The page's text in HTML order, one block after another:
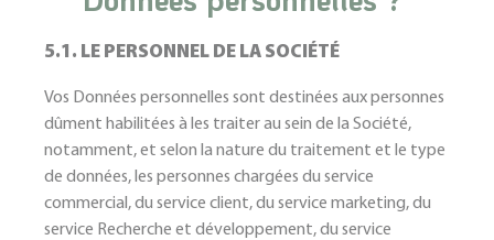
5.1. LE PERSONNEL DE LA SOCIÉTÉ
Vos Données personnelles sont destinées aux personnes
dûment habilitées à les traiter au sein de la Société,
notamment, et selon la nature du traitement et le type
de données, les personnes chargées du service
commercial, du service client, du service marketing, du
service Recherche et développement,du service